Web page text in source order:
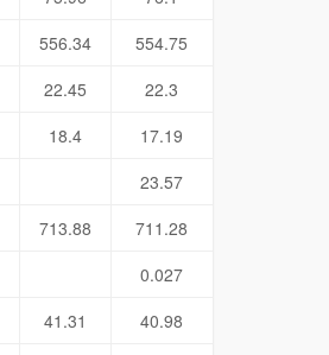
556.34
554.75
22.45
22.3
18.4
17.19
23.57
713.88
711.28
0.027
41.31 40.98